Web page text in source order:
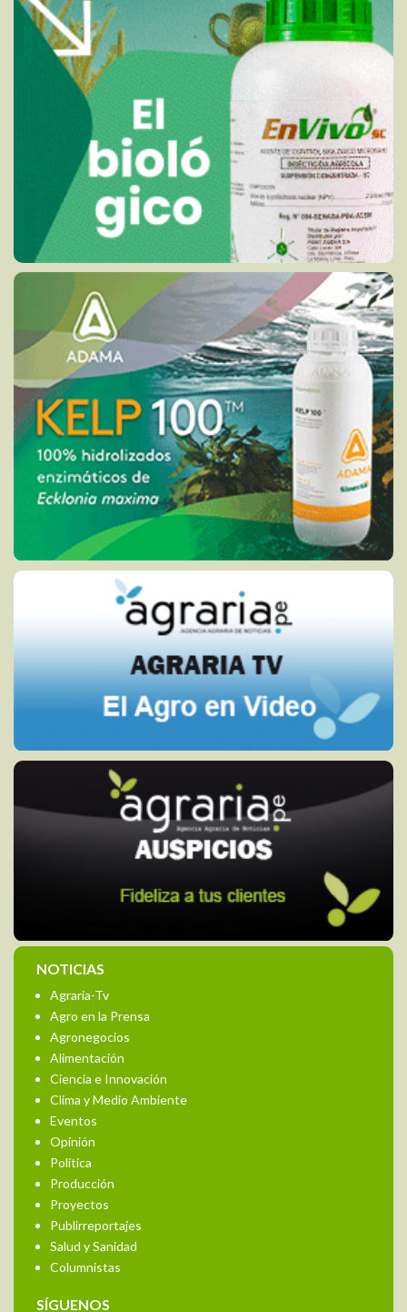
NOTICIAS
Agraria-Tv
Agro en la Prensa
Agronegocios
Alimentación
Ciencia e Innovación
Clima y Medio Ambiente
Eventos
Opinión
Política
Producción
Proyectos
Publirreportajes
Salud y Sanidad
Columnistas
SÍGUENOS